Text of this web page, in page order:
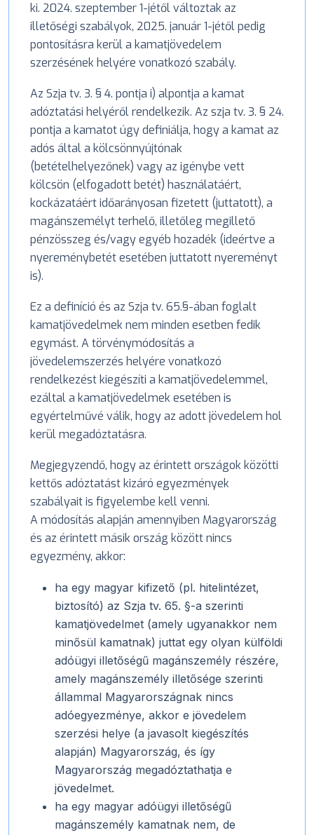
ki. 2024. szeptember 1-jétől változtak az
illetőségi szabályok, 2025. január 1-jétől pedig
pontosításra kerül a kamatjövedelem
szerzésének helyére vonatkozó szabály.
Az Szja tv. 3. § 4. pontja i) alpontja a kamat
adóztatási helyéről rendelkezik. Az szja tv. 3. § 24.
pontja a kamatot úgy definiálja, hogy a kamat az
adós által a kölcsönnyújtónak
(betételhelyezőnek) vagy az igénybe vett
kölcsön (elfogadott betét) használatáért,
kockázatáért időarányosan fizetett (juttatott), a
magánszemélyt terhelő, illetőleg megillető
pénzösszeg és/vagy egyéb hozadék (ideértve a
nyereménybetét esetében juttatott nyereményt
is).
Ez a definíció és az Szja tv. 65.§-ában foglalt
kamatjövedelmek nem minden esetben fedik
egymást. A törvénymódosítás a
jövedelemszerzés helyére vonatkozó
rendelkezést kiegészíti a kamatjövedelemmel,
ezáltal a kamatjövedelmek esetében is
egyértelművé válik, hogy az adott jövedelem hol
kerül megadóztatásra.
Megjegyzendő, hogy az érintett országok közötti
kettős adóztatást kizáró egyezmények
szabályait is figyelembe kell venni.
A módosítás alapján amennyiben Magyarország
és az érintett másik ország között nincs
egyezmény, akkor:
­ha egy magyar kifizető (pl. hitelintézet,
biztosító) az Szja tv. 65. §-a szerinti
kamatjövedelmet (amely ugyanakkor nem
minősül kamatnak) juttat egy olyan külföldi
adóügyi illetőségű magánszemély részére,
amely magánszemély illetősége szerinti
állammal Magyarországnak nincs
adóegyezménye, akkor e jövedelem
szerzési helye (a javasolt kiegészítés
alapján) Magyarország, és így
Magyarország megadóztathatja e
jövedelmet.
­ha egy magyar adóügyi illetőségű
magánszemély kamatnak nem, de